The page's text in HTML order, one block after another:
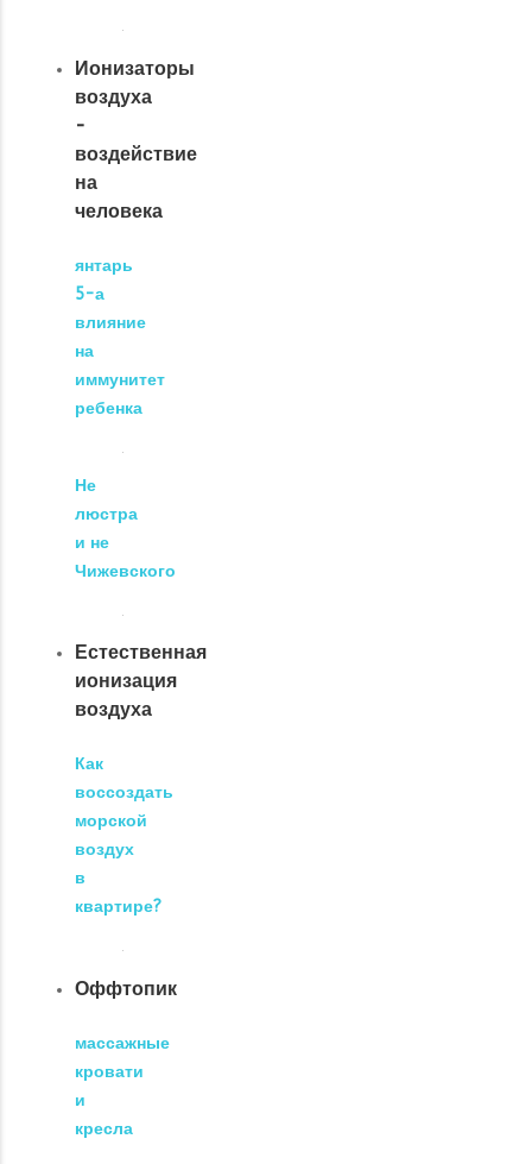
Ионизаторы
воздуха
-
воздействие
на
человека
янтарь
5-а
влияние
на
иммунитет
ребенка
Не
люстра
и не
Чижевского
Естественная
ионизация
воздуха
Как
воссоздать
морской
воздух
в
квартире?
Оффтопик
массажные
кровати
и
кресла